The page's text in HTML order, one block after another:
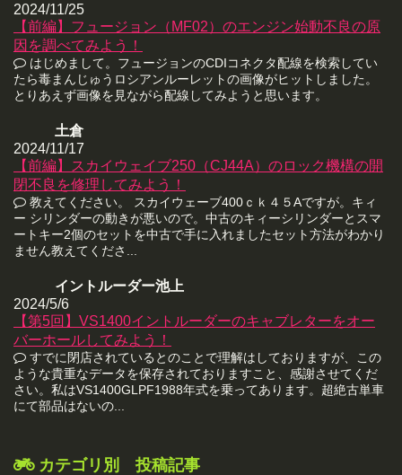
2024/11/25
【前編】フュージョン（MF02）のエンジン始動不良の原
因を調べてみよう！
はじめまして。フュージョンのCDIコネクタ配線を検索してい
たら毒まんじゅうロシアンルーレットの画像がヒットしました。
とりあえず画像を見ながら配線してみようと思います。
土倉
2024/11/17
【前編】スカイウェイブ250（CJ44A）のロック機構の開
閉不良を修理してみよう！
教えてください。 スカイウェーブ400ｃｋ４５Aですが。キィ
ー シリンダーの動きが悪いので。中古のキィーシリンダーとスマ
ートキー2個のセットを中古で手に入れましたセット方法がわかり
ません教えてくださ...
イントルーダー池上
2024/5/6
【第5回】VS1400イントルーダーのキャブレターをオー
バーホールしてみよう！
すでに閉店されているとのことで理解はしておりますが、この
ような貴重なデータを保存されておりますこと、感謝させてくだ
さい。私はVS1400GLPF1988年式を乗ってあります。超絶古単車
にて部品はないの...
カテゴリ別 投稿記事